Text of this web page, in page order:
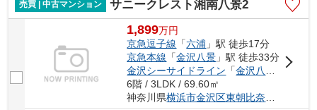
売買 | 中古マンション
サニークレスト湘南八景2
1,899万円
京急逗子線 「六浦 」駅 徒歩17分
京急本線 「金沢八景 」駅 徒歩33分
金沢シーサイドライン 「金沢八景
」駅 徒
6階 / 3LDK / 69.60㎡
神奈川県横浜市金沢区東朝比奈